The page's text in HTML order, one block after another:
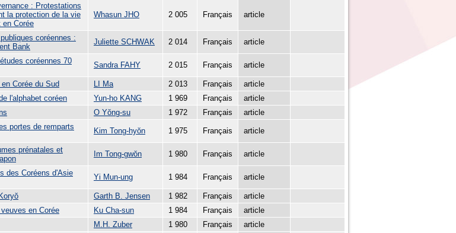
: Protestations
la protection de la vie
en Corée
Whasun JHO 2 005 Français article
coréennes :
Bank
Juliette SCHWAK 2 014 Français article
coréennes 70
Sandra FAHY 2 015 Français article
Corée du Sud LI Ma 2 013 Français
article
l'alphabet coréen
Yun-ho KANG 1 969 Français
article
O Yŏng-su 1 972 Français
article
portes de remparts
Kim Tong-hyŏn 1 975 Français article
prénatales et
Im Tong-gwŏn 1 980 Français article
des Coréens d'Asie
Yi Mun-ung 1 984 Français article
Garth B. Jensen 1 982 Français
article
en Corée
Ku Cha-sun 1 984 Français
article
M.H. Zuber 1 980 Français
article